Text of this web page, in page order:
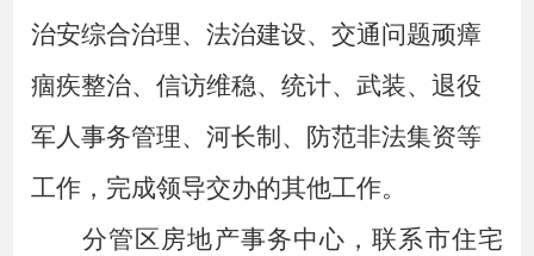
治安综合治理、法治建设、交通问题顽瘴
痼疾整治、信访维稳、统计、武装、退役
军人事务管理、河长制、防范非法集资等
工作，完成领导交办的其他工作。
分管区房地产事务中心，联系市住宅